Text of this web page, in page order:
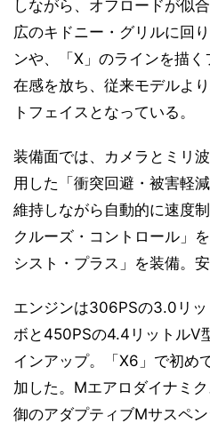
しながら、オフロードが似
広のキドニー・グリルに回
ンや、「X」のラインを描
在感を放ち、従来モデルよ
トフェイスとなっている。
装備面では、カメラとミリ
用した「衝突回避・被害軽
維持しながら自動的に速度
クルーズ・コントロール」
シスト・プラス」を装備。
エンジンは306PSの3.0リ
ボと450PSの4.4リットルV
インアップ。「X6」で初め
加した。Mエアロダイナミ
御のアダプティブMサスペン